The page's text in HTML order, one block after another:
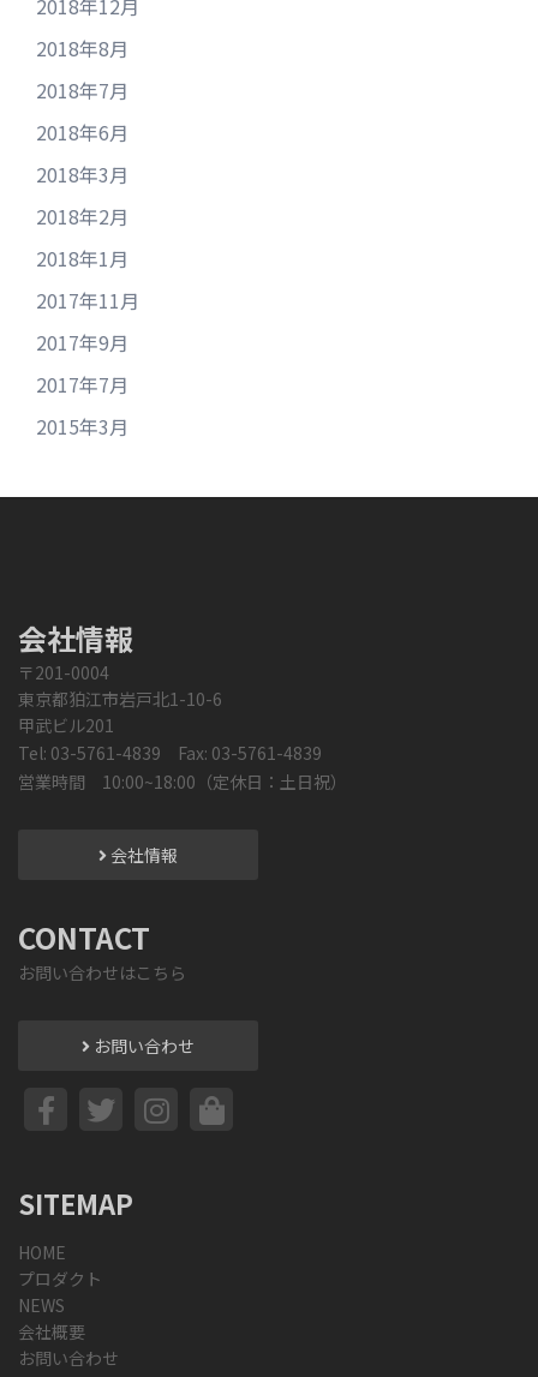
2018年12月
2018年8月
2018年7月
2018年6月
2018年3月
2018年2月
2018年1月
2017年11月
2017年9月
2017年7月
2015年3月
会社情報
〒201-0004
東京都狛江市岩戸北1-10-6
甲武ビル201
Tel: 03-5761-4839 Fax: 03-5761-4839
営業時間 10:00~18:00（定休日：土日祝）
会社情報
CONTACT
お問い合わせはこちら
お問い合わせ
SITEMAP
HOME
プロダクト
NEWS
会社概要
お問い合わせ